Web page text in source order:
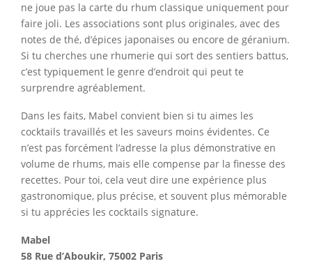
ne joue pas la carte du rhum classique uniquement pour
faire joli. Les associations sont plus originales, avec des
notes de thé, d’épices japonaises ou encore de géranium.
Si tu cherches une rhumerie qui sort des sentiers battus,
c’est typiquement le genre d’endroit qui peut te
surprendre agréablement.
Dans les faits, Mabel convient bien si tu aimes les
cocktails travaillés et les saveurs moins évidentes. Ce
n’est pas forcément l’adresse la plus démonstrative en
volume de rhums, mais elle compense par la finesse des
recettes. Pour toi, cela veut dire une expérience plus
gastronomique, plus précise, et souvent plus mémorable
si tu apprécies les cocktails signature.
Mabel
58 Rue d’Aboukir, 75002 Paris